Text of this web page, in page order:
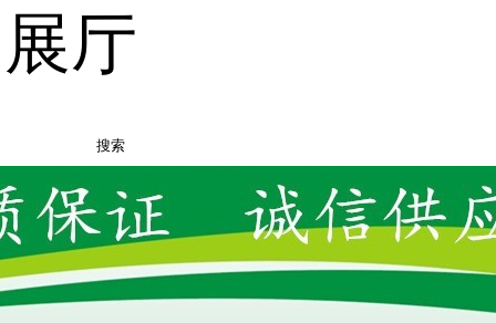
厅
搜索